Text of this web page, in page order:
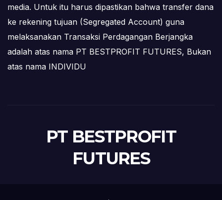
media. Untuk itu harus dipastikan bahwa transfer dana
ke rekening tujuan (Segregated Account) guna
melaksanakan Transaksi Perdagangan Berjangka
adalah atas nama PT BESTPROFIT FUTURES, Bukan
atas nama INDIVIDU
PT BESTPROFIT
FUTURES